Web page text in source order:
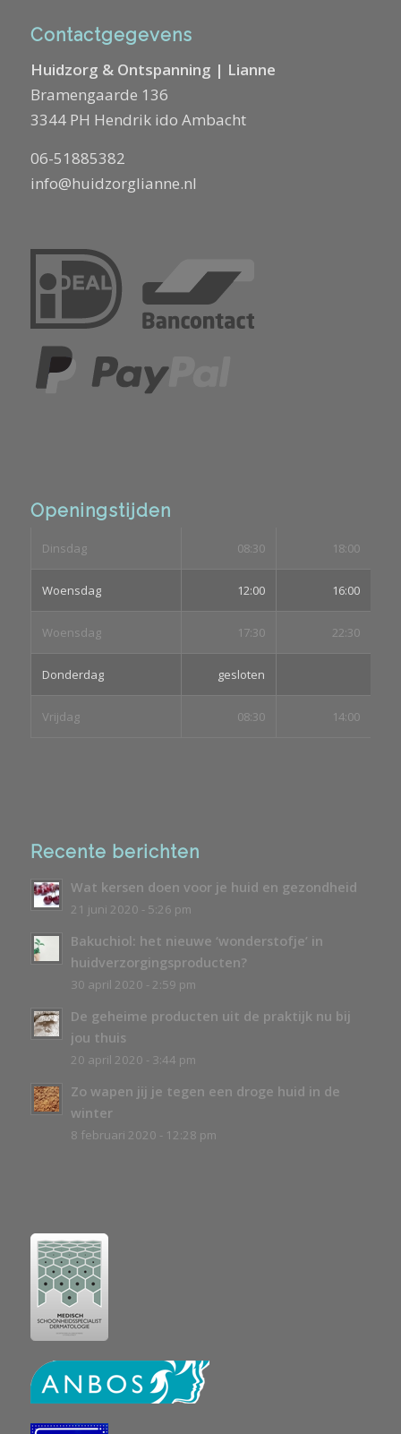
Contactgegevens
Huidzorg & Ontspanning | Lianne
Bramengaarde 136
3344 PH Hendrik ido Ambacht
06-51885382
info@huidzorglianne.nl
Openingstijden
Dinsdag 08:30 18:00
Woensdag 12:00 16:00
Woensdag 17:30 22:30
Donderdag gesloten
Vrijdag 08:30 14:00
Recente berichten
Wat kersen doen voor je huid en gezondheid
21 juni 2020 - 5:26 pm
Bakuchiol: het nieuwe ‘wonderstofje’ in
huidverzorgingsproducten?
30 april 2020 - 2:59 pm
De geheime producten uit de praktijk nu bij
jou thuis
20 april 2020 - 3:44 pm
Zo wapen jij je tegen een droge huid in de
winter
8 februari 2020 - 12:28 pm